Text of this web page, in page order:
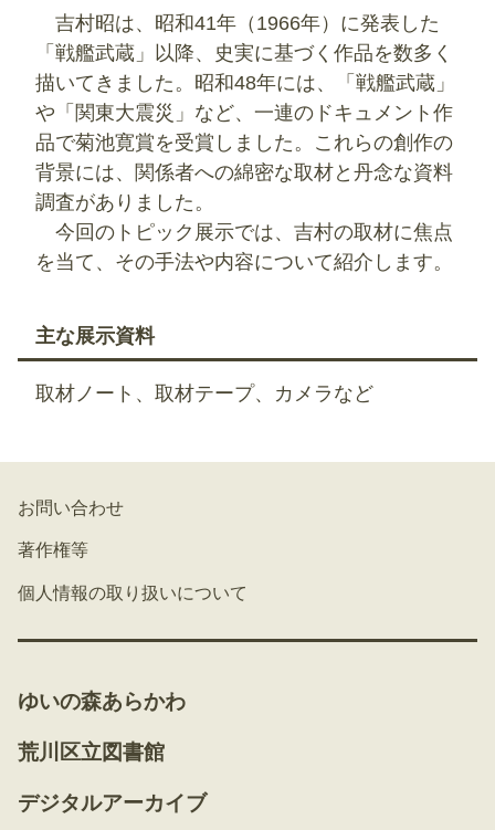
吉村昭は、昭和41年（1966年）に発表した
「戦艦武蔵」以降、史実に基づく作品を数多く
描いてきました。昭和48年には、「戦艦武蔵」
や「関東大震災」など、一連のドキュメント作
品で菊池寛賞を受賞しました。これらの創作の
背景には、関係者への綿密な取材と丹念な資料
調査がありました。
今回のトピック展示では、吉村の取材に焦点
を当て、その手法や内容について紹介します。
主な展示資料
取材ノート、取材テープ、カメラなど
お問い合わせ
著作権等
個人情報の取り扱いについて
ゆいの森あらかわ
荒川区立図書館
デジタルアーカイブ